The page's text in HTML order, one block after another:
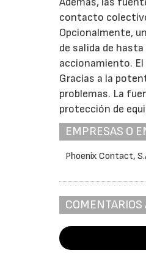
contacto
Opcionalmente,
de salida de
accionamiento.
Gracias a la
problemas. La
protección de
EMPRESAS O
Phoenix Contact,